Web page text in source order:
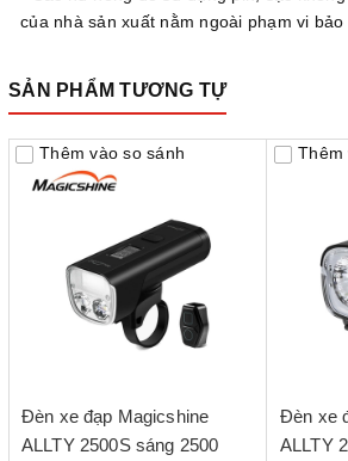
của nhà sản xuất nằm ngoài phạm vi bảo
SẢN PHẨM TƯƠNG TỰ
Thêm vào so sánh
Đèn xe đạp Magicshine
ALLTY 2500S sáng 2500
Thêm
Đèn xe
ALLTY